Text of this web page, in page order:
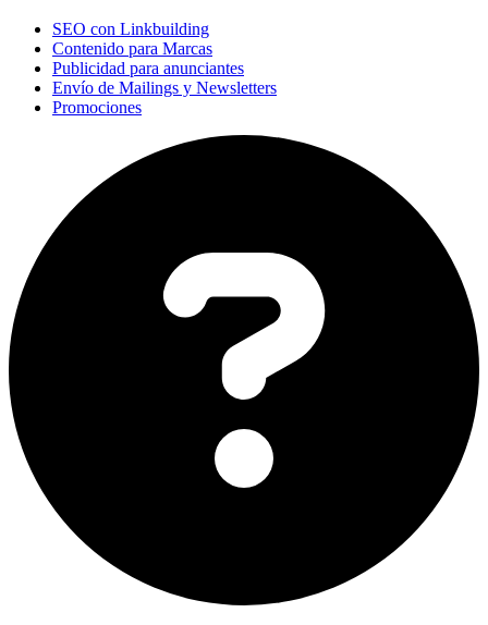
SEO con Linkbuilding
Contenido para Marcas
Publicidad para anunciantes
Envío de Mailings y Newsletters
Promociones